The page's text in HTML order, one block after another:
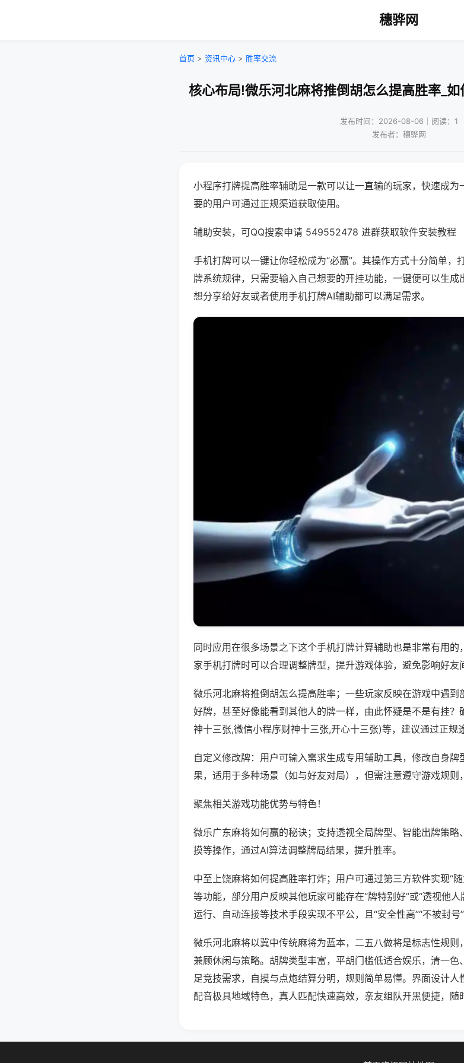
穗骅网
首页 > 资讯中心 > 胜率交流
核心布局!微乐河北麻将推倒胡怎么提高胜率_
发布时间：2026-08-06｜阅读：1
发布者：穗骅网
小程序打牌提高胜率辅助是一款可以让一直输的玩家，快速成为
要的用户可通过正规渠道获取使用。
辅助安装，可QQ搜索申请 549552478 进群获取软件安装教程
手机打牌可以一键让你轻松成为“必赢”。其操作方式十分简单，
牌系统规律，只需要输入自己想要的开挂功能，一键便可以生
想分享给好友或者使用手机打牌AI辅助都可以满足需求。
同时应用在很多场景之下这个手机打牌计算辅助也是非常有用
家手机打牌时可以合理调整牌型，提升游戏体验，避免影响好友
微乐河北麻将推倒胡怎么提高胜率；一些玩家反映在游戏中遇
好牌，甚至好像能看到其他人的牌一样，由此怀疑是不是有挂
神十三张,微信小程序财神十三张,开心十三张)等，建议通过正规
自定义修改牌：用户可输入需求生成专用辅助工具，修改自身牌
果，适用于多种场景（如与好友对局），但需注意遵守游戏规则
聚焦相关游戏功能优势与特色！
微乐广东麻将如何赢的秘诀；支持透视全局牌型、智能出牌策略
摸等操作，通过AI算法调整牌局结果，提升胜率。
中至上饶麻将如何提高胜率打炸；用户可通过第三方软件实现“随
等功能，部分用户反映其他玩家可能存在“牌特别好”或“透视他
运行、自动连接等技术手段实现不平公，且“安全性高”“不被封号”
微乐河北麻将以冀中传统麻将为蓝本，二五八做将是标志性规则
兼顾休闲与策略。胡牌类型丰富，平胡门槛低适合娱乐，清一
足竞技需求，自摸与点炮结算分明，规则简单易懂。界面设计
配音极具地域特色，真人匹配快速高效，亲友组队开黑便捷，随